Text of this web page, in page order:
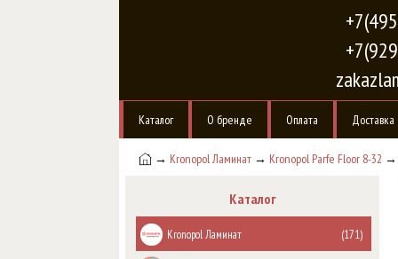
Каталог О бренде Оплата Доставка
→ Kronopol Ламинат→ Kronopol Parfe Floor 8-32 →
Каталог
Kronopol Ламинат (171)